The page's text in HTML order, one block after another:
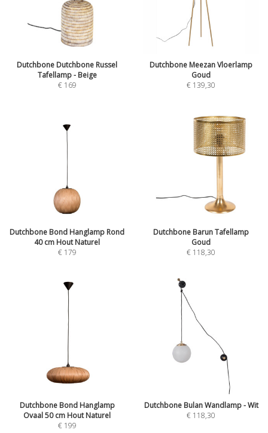
Dutchbone Dutchbone Russel
Tafellamp - Beige
€ 169
Dutchbone Meezan Vloerlamp
Goud
€ 139,30
Dutchbone Bond Hanglamp Rond
40 cm Hout Naturel
€ 179
Dutchbone Barun Tafellamp
Goud
€ 118,30
Dutchbone Bond Hanglamp
Ovaal 50 cm Hout Naturel
€ 199
Dutchbone Bulan Wandlamp - Wit
€ 118,30